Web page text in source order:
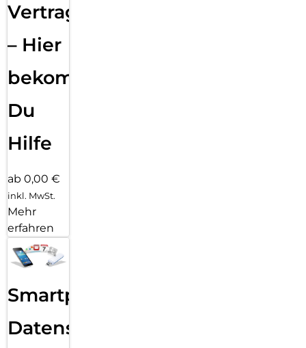
Vertragsabwicklung
– Hier
bekommst
Du
Hilfe
ab 0,00 €
inkl. MwSt.
Mehr
erfahren
Smartphone
Datensicherung